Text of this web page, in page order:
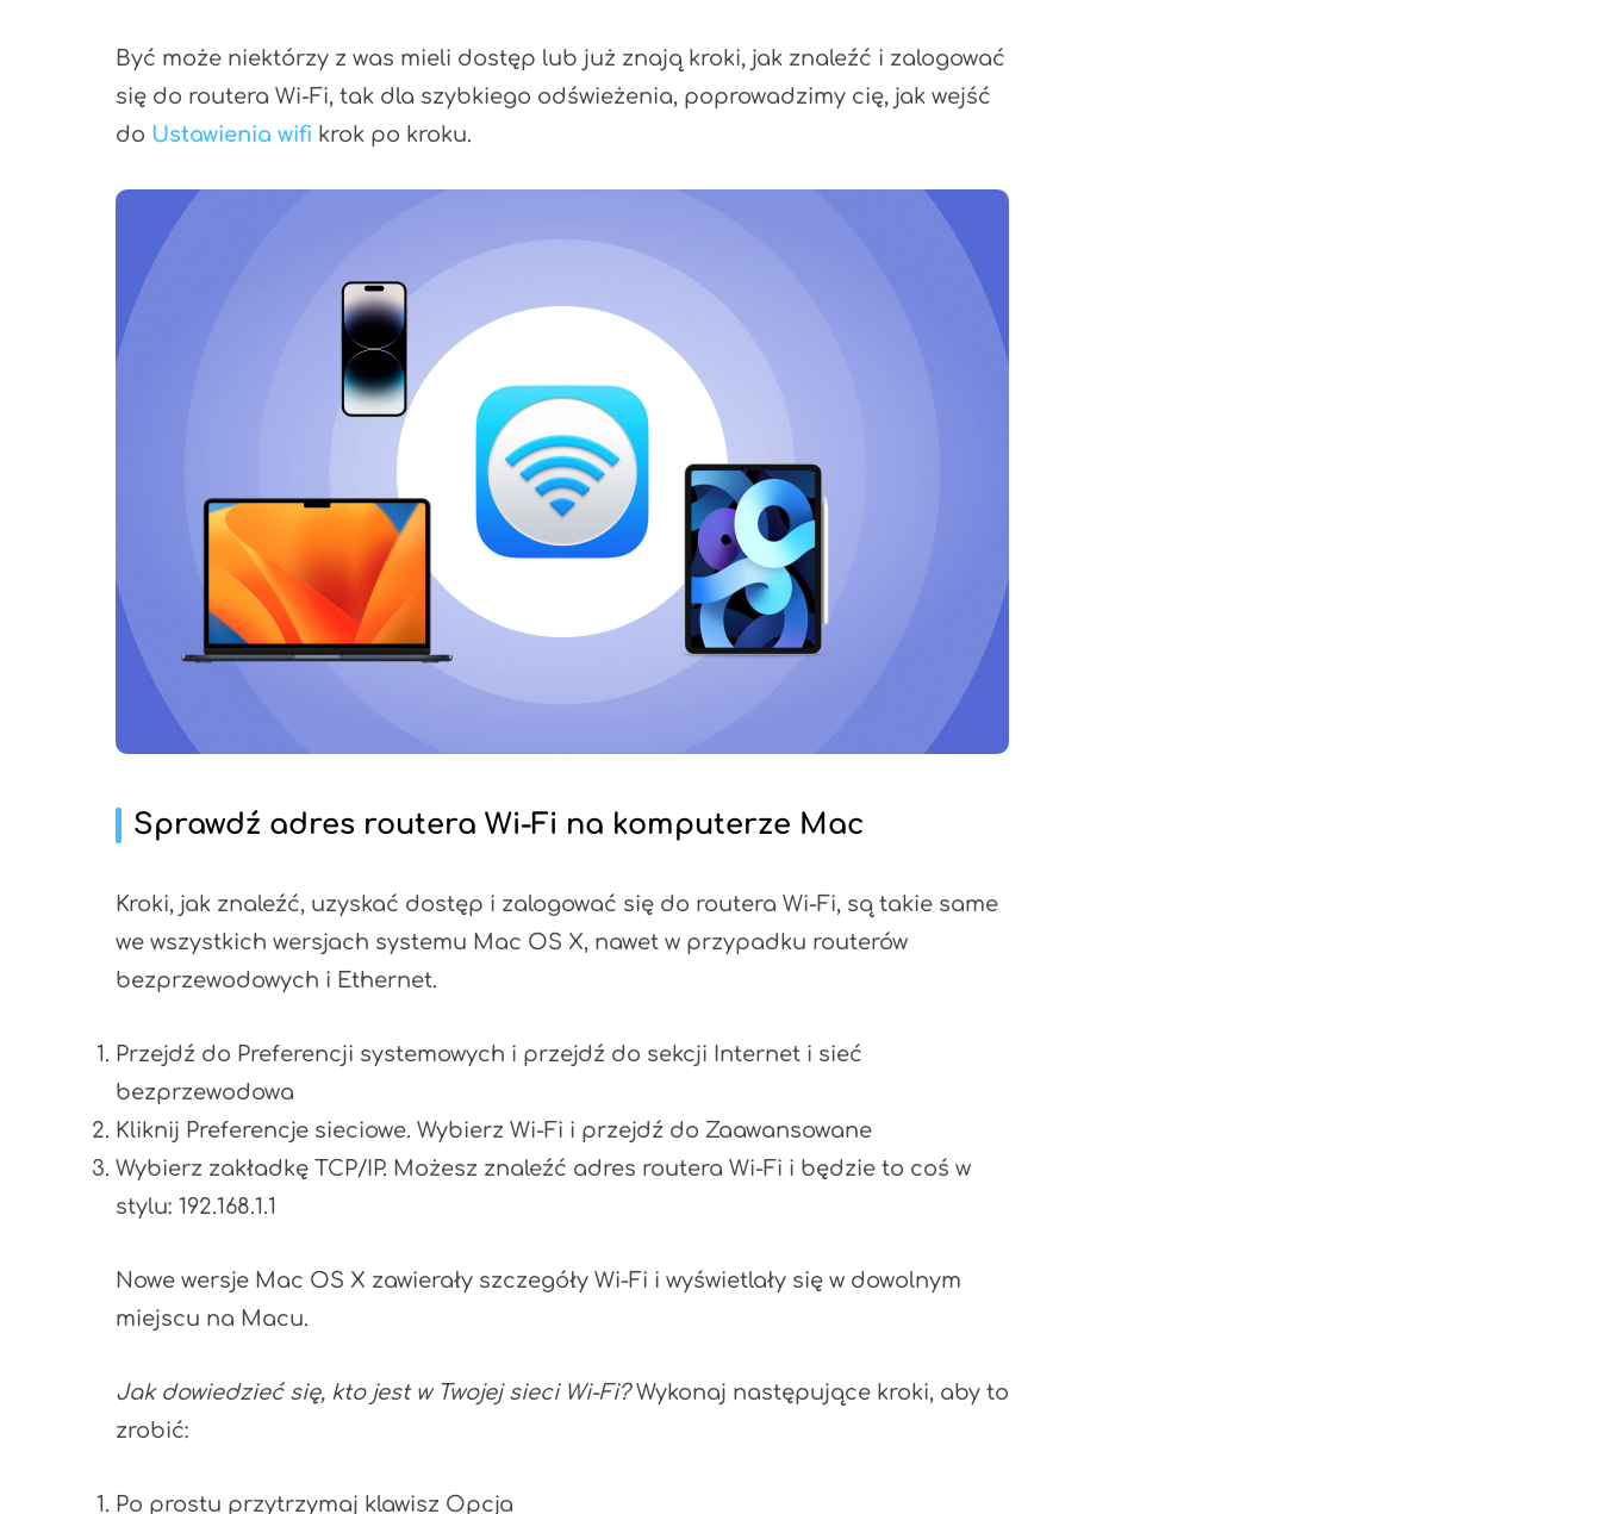
Być może niektórzy z was mieli dostęp lub już znają kroki, jak znaleźć i zalogować
się do routera Wi-Fi, tak dla szybkiego odświeżenia, poprowadzimy cię, jak wejść
do Ustawienia wifi krok po kroku.
Sprawdź adres routera Wi-Fi na komputerze Mac
Kroki, jak znaleźć, uzyskać dostęp i zalogować się do routera Wi-Fi, są takie same
we wszystkich wersjach systemu Mac OS X, nawet w przypadku routerów
bezprzewodowych i Ethernet.
Przejdź do Preferencji systemowych i przejdź do sekcji Internet i sieć
bezprzewodowa
Kliknij Preferencje sieciowe. Wybierz Wi-Fi i przejdź do Zaawansowane
Wybierz zakładkę TCP/IP. Możesz znaleźć adres routera Wi-Fi i będzie to coś w
stylu: 192.168.1.1
Nowe wersje Mac OS X zawierały szczegóły Wi-Fi i wyświetlały się w dowolnym
miejscu na Macu.
Jak dowiedzieć się, kto jest w Twojej sieci Wi-Fi?Wykonaj następujące kroki, aby to
zrobić:
Po prostu przytrzymaj klawisz Opcja